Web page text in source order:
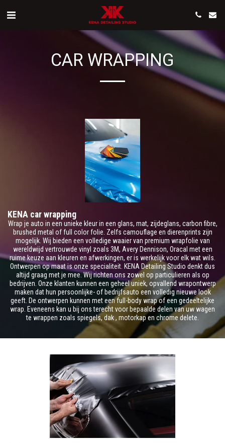
CAR WRAPPING
KENA car wrapping
Wrap je auto in een unieke kleur in een glans, mat, zijdeglans, carbon fibre,
brushed metal of full color folie. Zelfs camouflage en dierenprints zijn
mogelijk. Wij bieden een volledige waaier van premium wrapfolie van
wereldwijd vertrouwde vinyl zoals 3M, Avery Dennison, Oracal met een
ruime keuze aan kleuren en afwerkingen, er is werkelijk voor elk wat wils.
Ontwerpen op maat is onze specialiteit. KENA Detailing Studio denkt dus
altijd graag met je mee. Wij richten ons zowel op particulieren als op
bedrijven. Onze klanten kunnen een geheel uniek, opvallend wrapontwerp
maken dat hun persoonlijke- of bedrijfsauto een volledig nieuwe look
geeft. De ontwerpen kunnen met een full-body wrap of een gedeeltelijke
wrap. Eveneens kan u bij ons terecht voor bepaalde delen van uw wagen
te wrappen zoals spiegels, dak , motorkap en chrome delete.